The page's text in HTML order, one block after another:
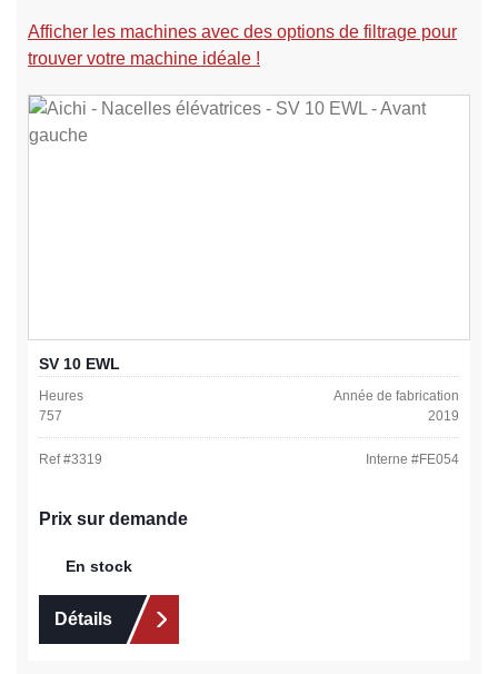
Afficher les machines avec des options de filtrage pour
trouver votre machine idéale !
SV 10 EWL
Heures
757
Année de fabrication
2019
Ref #3319 Interne #FE054
Prix sur demande
En stock
Détails